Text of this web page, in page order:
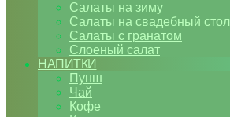
Салаты на зиму
Салаты на свадебный стол
Салаты с гранатом
Слоеный салат
НАПИТКИ
Пунш
Чай
Кофе